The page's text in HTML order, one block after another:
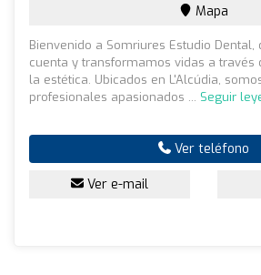
Mapa
Bienvenido a Somriures Estudio Dental,
cuenta y transformamos vidas a través
la estética. Ubicados en L'Alcúdia,
profesionales apasionados ... Seguir
Ver teléfono
Ver e-mail